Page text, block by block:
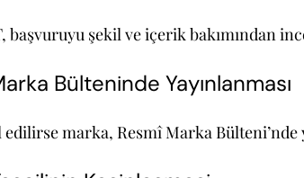
başvuruyu şekil ve içerik bakımından
Bülteninde Yayınlanması
edilirse marka, Resmî Marka